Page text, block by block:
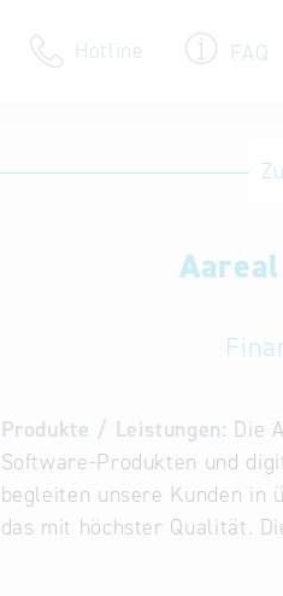
Hotline FAQ
Eintrag
Aktualisieren
der Slowakei
Produkte / Leistungen: Die
Software-Produkten und
begleiten unsere Kunden in
das mit höchster Qualität.